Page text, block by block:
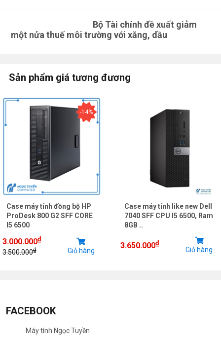
Bộ Tài chính đề xuất giảm
một nửa thuế môi trường với xăng, dầu
Sản phẩm giá tương đương
-14%
Case máy tính đồng bộ HP
ProDesk 800 G2 SFF CORE
I5 6500
3.000.000₫
3.500.000₫ Giỏ hàng
Case máy tính like new Dell
7040 SFF CPU I5 6500, Ram
8GB ..
3.650.000₫
Giỏ hàng
FACEBOOK
Máy tính Ngọc Tuyền